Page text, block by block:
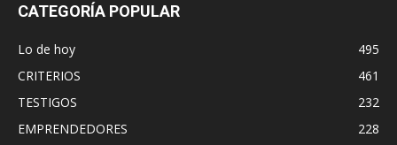
CATEGORÍA POPULAR
Lo de hoy
495
CRITERIOS
461
TESTIGOS
232
EMPRENDEDORES
228